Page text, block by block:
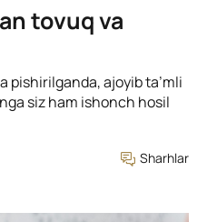
tovuq va
pishirilganda, ajoyib ta’mli
siz ham ishonch hosil
Sharhlar